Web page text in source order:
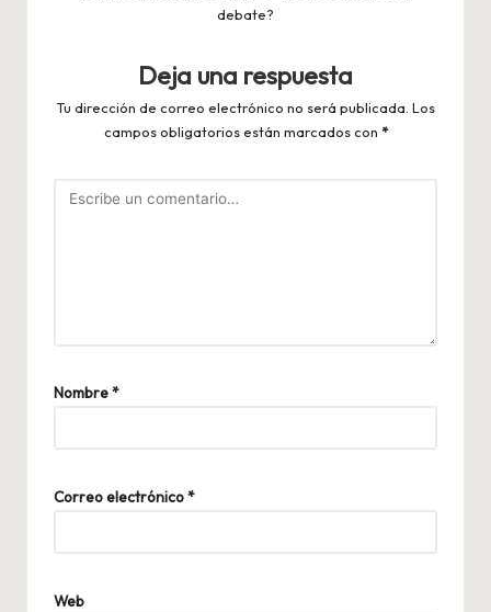
debate?
Deja una respuesta
Tu dirección de correo electrónico no será publicada. Los
campos obligatorios están marcados con *
Nombre*
Correo electrónico*
Web